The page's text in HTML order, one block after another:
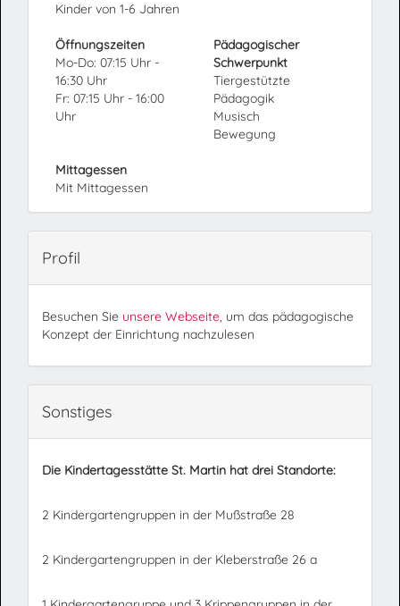
Kinder von 1-6 Jahren
Öffnungszeiten
Mo-Do: 07:15 Uhr -
16:30 Uhr
Fr: 07:15 Uhr - 16:00
Uhr
Mittagessen
Mit Mittagessen
Pädagogischer
Schwerpunkt
Tiergestützte
Pädagogik
Musisch
Bewegung
Profil
Besuchen Sie unsere Webseite, um das pädagogische
Konzept der Einrichtung nachzulesen
Sonstiges
Die Kindertagesstätte St. Martin hat drei Standorte:
2 Kindergartengruppen in der Mußstraße 28
2 Kindergartengruppen in der Kleberstraße 26 a